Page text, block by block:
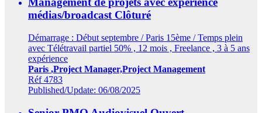
médias/broadcast Clôturé
Démarrage : Début septembre / Paris 15ème / Temps plein
avec Télétravail partiel 50% , 12 mois , Freelance , 3 à 5 ans
expérience
Paris ,Project Manager,Project Management
Réf 4783
Published/Update: 06/08/2025